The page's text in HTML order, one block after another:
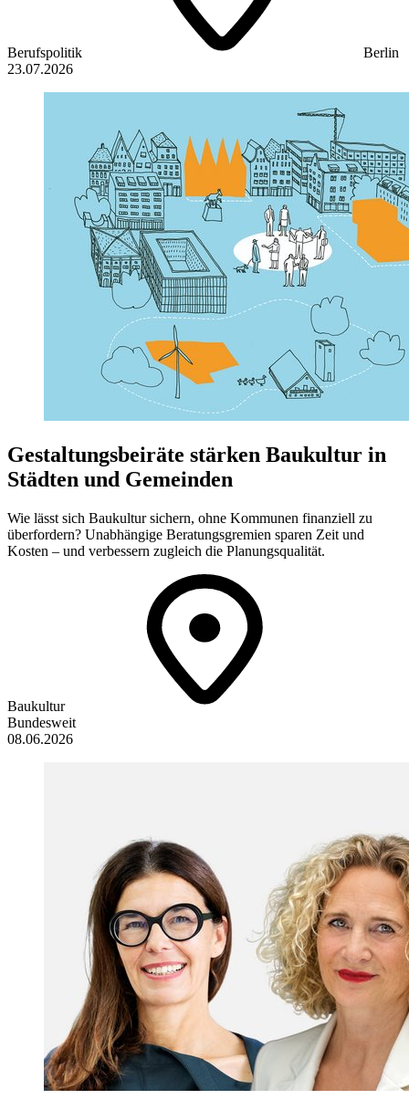
Berufspolitik
Berlin
23.07.2026
Gestaltungsbeiräte stärken Baukultur in
Städten und Gemeinden
Wie lässt sich Baukultur sichern, ohne Kommunen finanziell zu
überfordern? Unabhängige Beratungsgremien sparen Zeit und
Kosten – und verbessern zugleich die Planungsqualität.
Baukultur
Bundesweit
08.06.2026